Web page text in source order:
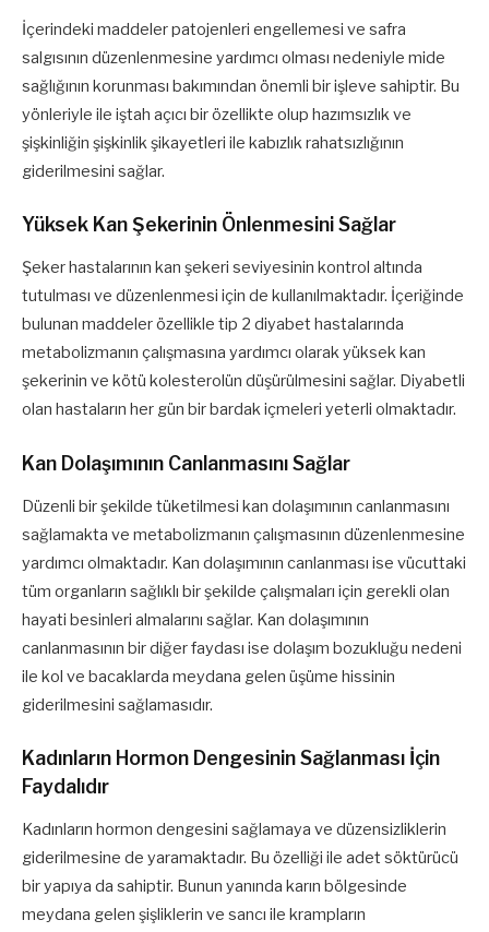
İçerindeki maddeler patojenleri engellemesi ve safra
salgısının düzenlenmesine yardımcı olması nedeniyle mide
sağlığının korunması bakımından önemli bir işleve sahiptir. Bu
yönleriyle ile iştah açıcı bir özellikte olup hazımsızlık ve
şişkinliğin şişkinlik şikayetleri ile kabızlık rahatsızlığının
giderilmesini sağlar.
Yüksek Kan Şekerinin Önlenmesini Sağlar
Şeker hastalarının kan şekeri seviyesinin kontrol altında
tutulması ve düzenlenmesi için de kullanılmaktadır. İçeriğinde
bulunan maddeler özellikle tip 2 diyabet hastalarında
metabolizmanın çalışmasına yardımcı olarak yüksek kan
şekerinin ve kötü kolesterolün düşürülmesini sağlar. Diyabetli
olan hastaların her gün bir bardak içmeleri yeterli olmaktadır.
Kan Dolaşımının Canlanmasını Sağlar
Düzenli bir şekilde tüketilmesi kan dolaşımının canlanmasını
sağlamakta ve metabolizmanın çalışmasının düzenlenmesine
yardımcı olmaktadır. Kan dolaşımının canlanması ise vücuttaki
tüm organların sağlıklı bir şekilde çalışmaları için gerekli olan
hayati besinleri almalarını sağlar. Kan dolaşımının
canlanmasının bir diğer faydası ise dolaşım bozukluğu nedeni
ile kol ve bacaklarda meydana gelen üşüme hissinin
giderilmesini sağlamasıdır.
Kadınların Hormon Dengesinin Sağlanması İçin
Faydalıdır
Kadınların hormon dengesini sağlamaya ve düzensizliklerin
giderilmesine de yaramaktadır. Bu özelliği ile adet söktürücü
bir yapıya da sahiptir. Bunun yanında karın bölgesinde
meydana gelen şişliklerin ve sancı ile krampların